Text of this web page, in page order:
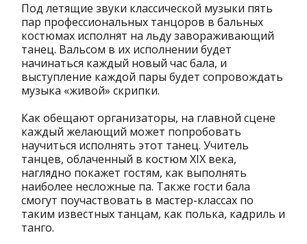
Под летящие звуки классической музыки пять
пар профессиональных танцоров в бальных
костюмах исполнят на льду завораживающий
танец. Вальсом в их исполнении будет
начинаться каждый новый час бала, и
выступление каждой пары будет сопровождать
музыка «живой» скрипки.
Как обещают организаторы, на главной сцене
каждый желающий может попробовать
научиться исполнять этот танец. Учитель
танцев, облаченный в костюм XIX века,
наглядно покажет гостям, как выполнять
наиболее несложные па. Также гости бала
смогут поучаствовать в мастер-классах по
таким известных танцам, как полька, кадриль и
танго.